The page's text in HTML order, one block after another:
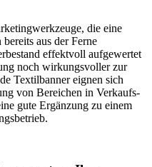
die eine
aus der Ferne
effektvoll aufgewertet
noch wirkungsvoller zur
Textilbanner eignen sich
von Bereichen in Verkaufs-
gute Ergänzung zu einem